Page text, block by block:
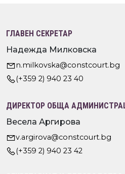
ГЛАВЕН СЕКРЕТАР
Надежда Милковска
n.milkovska@constcourt.bg
(+359 2) 940 23 40
ДИРЕКТОР ОБЩА
Весела Аргирова
v.argirova@constcourt.bg
(+359 2) 940 23 42